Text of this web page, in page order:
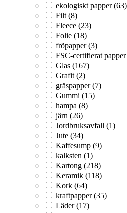
ekologiskt papper (63)
Filt (8)
Fleece (23)
Folie (18)
fröpapper (3)
FSC-certifierat
Glas (167)
Grafit (2)
gräspapper (7)
Gummi (15)
hampa (8)
järn (26)
Jordbruksavfall (1)
Jute (34)
Kaffesump (9)
kalksten (1)
Kartong (218)
Keramik (118)
Kork (64)
kraftpapper (35)
Läder (17)